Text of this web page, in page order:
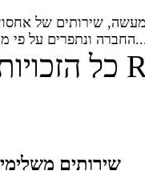
לרוב, חברות המציעות שירותי...
כל ©
שירותים